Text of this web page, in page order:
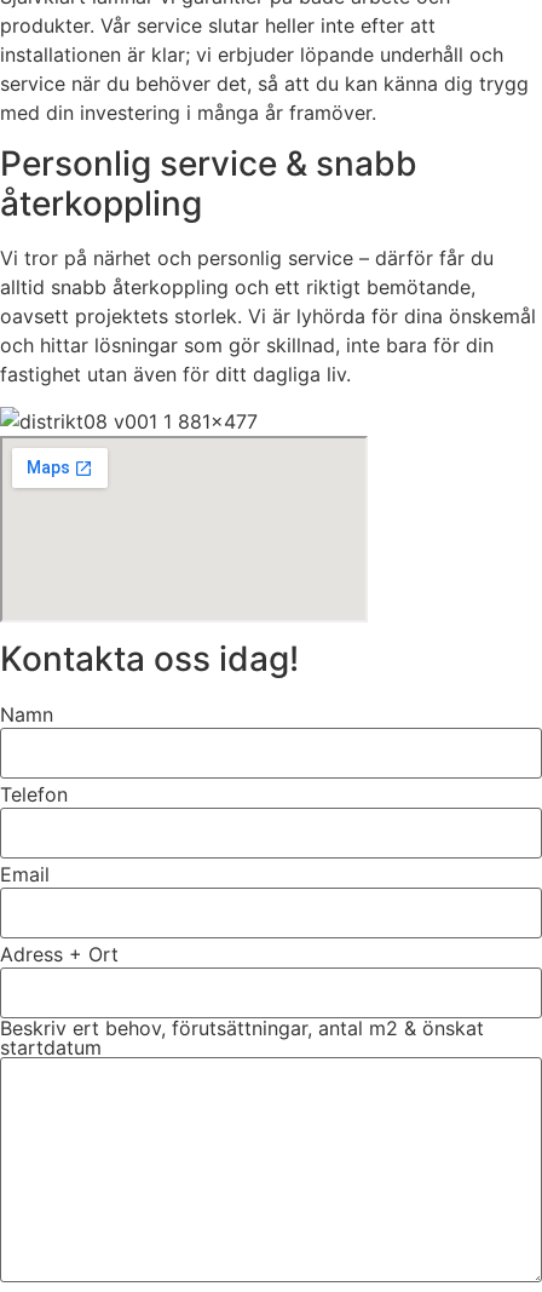
produkter. Vår service slutar heller inte efter att
installationen är klar; vi erbjuder löpande underhåll och
service när du behöver det, så att du kan känna dig trygg
med din investering i många år framöver.
Personlig service & snabb
återkoppling
Vi tror på närhet och personlig service – därför får du
alltid snabb återkoppling och ett riktigt bemötande,
oavsett projektets storlek. Vi är lyhörda för dina önskemål
och hittar lösningar som gör skillnad, inte bara för din
fastighet utan även för ditt dagliga liv.
Kontakta oss idag!
Namn
Telefon
Email
Adress + Ort
Beskriv ert behov, förutsättningar, antal m2 & önskat
startdatum